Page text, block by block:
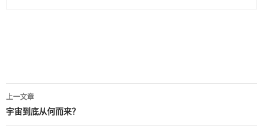
文
上一文章
宇宙到底从何而来？